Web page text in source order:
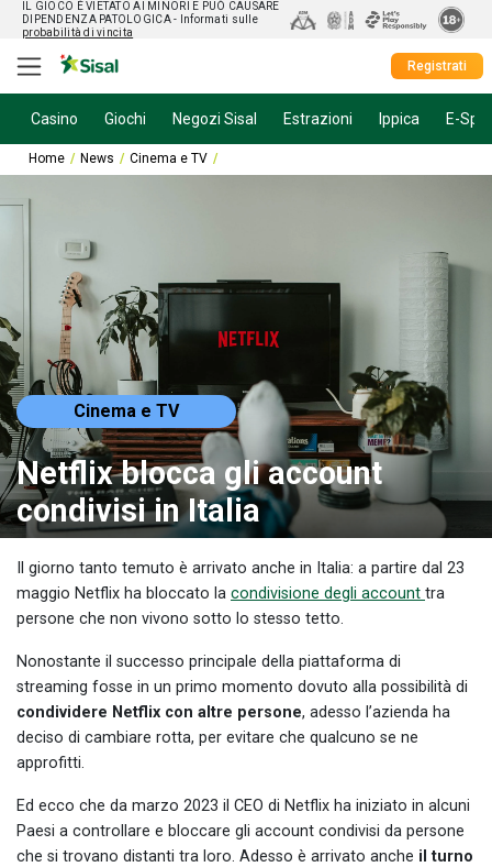
IL GIOCO È VIETATO AI MINORI E PUÒ CAUSARE
DIPENDENZA PATOLOGICA - Informati sulle
probabilità di vincita
Registrati
Casino Giochi Negozi Sisal Estrazioni Ippica E-
Home News Cinema e TV
Cinema e TV
Netflix blocca gli account
condivisi in Italia
Il giorno tanto temuto è arrivato anche in Italia: a partire dal 23
maggio Netflix ha bloccato la condivisione degli account tra
persone che non vivono sotto lo stesso tetto.
Nonostante il successo principale della piattaforma di
streaming fosse in un primo momento dovuto alla possibilità di
condividere Netflix con altre persone, adesso l’azienda ha
deciso di cambiare rotta, per evitare che qualcuno se ne
approfitti.
Ed ecco che da marzo 2023 il CEO di Netflix ha iniziato in alcuni
Paesi a controllare e bloccare gli account condivisi da persone
che si trovano distanti tra loro. Adesso è arrivato anche il turno